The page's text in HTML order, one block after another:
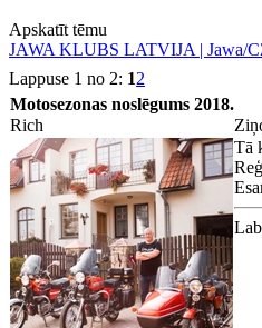
Apskatīt tēmu
JAWA KLUBS LATVIJA | Jawa/
Lappuse 1 no 2: 12
Motosezonas noslēgums 2018.
Rich
Tā